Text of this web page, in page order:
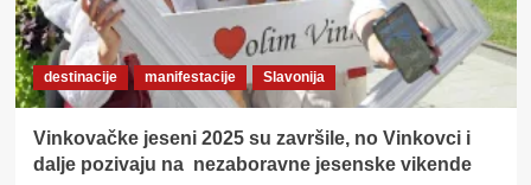
destinacije manifestacije Slavonija
Vinkovačke jeseni 2025 su završile, no Vinkovci i
dalje pozivaju na nezaboravne jesenske vikende